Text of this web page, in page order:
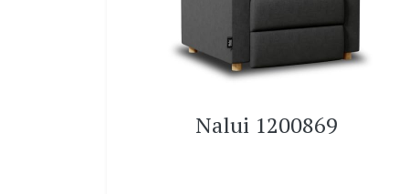
Nalui 1200869